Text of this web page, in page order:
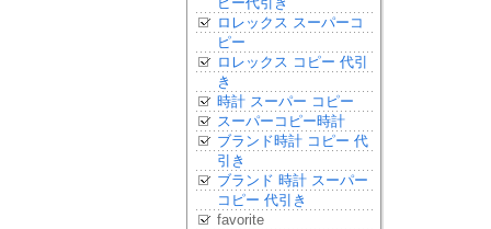
ロレックス スーパーコ
ピー
ロレックス コピー 代引
き
時計 スーパー コピー
スーパーコピー時計
ブランド時計 コピー 代
引き
ブランド 時計 スーパー
コピー 代引き
favorite